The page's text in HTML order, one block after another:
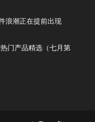
浪潮正在提前出现
门产品精选（七月第